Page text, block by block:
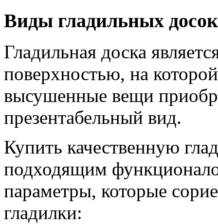
Виды гладильных досок
Гладильная доска
поверхностью, на
высушенные вещи
презентабельный вид.
Купить качественную
подходящим
параметры, которые
гладилки: